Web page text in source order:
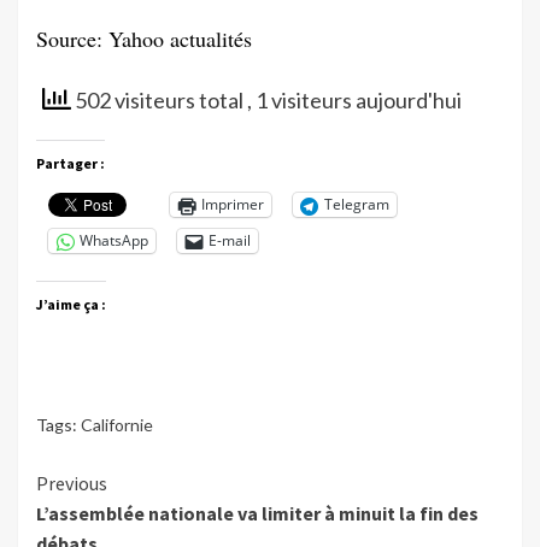
Source: Yahoo actualités
502 visiteurs total , 1 visiteurs aujourd'hui
Partager :
Imprimer
Telegram
WhatsApp
E-mail
J’aime ça :
Tags: Californie
Continue
Reading
Previous
L’assemblée nationale va limiter à minuit la fin des